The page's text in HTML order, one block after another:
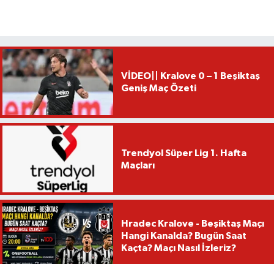
VİDEO|| Kralove 0 – 1 Beşiktaş
Geniş Maç Özeti
Trendyol Süper Lig 1. Hafta
Maçları
Hradec Kralove - Beşiktaş Maçı
Hangi Kanalda? Bugün Saat
Kaçta? Maçı Nasıl İzleriz?